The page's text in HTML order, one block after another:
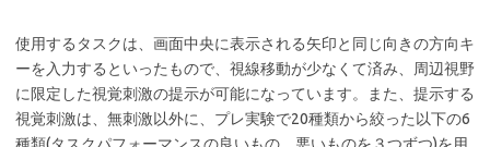
使用するタスクは、画面中央に表示される矢印と同じ向きの方向キ
ーを入力するといったもので、視線移動が少なくて済み、周辺視野
に限定した視覚刺激の提示が可能になっています。また、提示する
視覚刺激は、無刺激以外に、プレ実験で20種類から絞った以下の6